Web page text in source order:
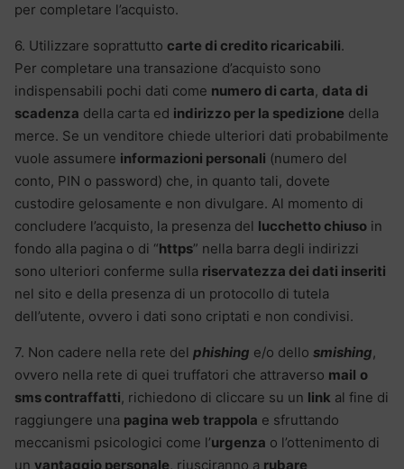
per completare l’acquisto.
6. Utilizzare soprattutto carte di credito ricaricabili.
Per completare una transazione d’acquisto sono
indispensabili pochi dati come numero di carta, data di
scadenza della carta ed indirizzo per la spedizione della
merce. Se un venditore chiede ulteriori dati probabilmente
vuole assumere informazioni personali (numero del
conto, PIN o password) che, in quanto tali, dovete
custodire gelosamente e non divulgare. Al momento di
concludere l’acquisto, la presenza del lucchetto chiuso in
fondo alla pagina o di “https” nella barra degli indirizzi
sono ulteriori conferme sulla riservatezza dei dati inseriti
nel sito e della presenza di un protocollo di tutela
dell’utente, ovvero i dati sono criptati e non condivisi.
7. Non cadere nella rete del phishing e/o dello smishing,
ovvero nella rete di quei truffatori che attraverso mail o
sms contraffatti, richiedono di cliccare su un link al fine di
raggiungere una pagina web trappola e sfruttando
meccanismi psicologici come l’urgenza o l’ottenimento di
un vantaggio personale, riusciranno a rubare